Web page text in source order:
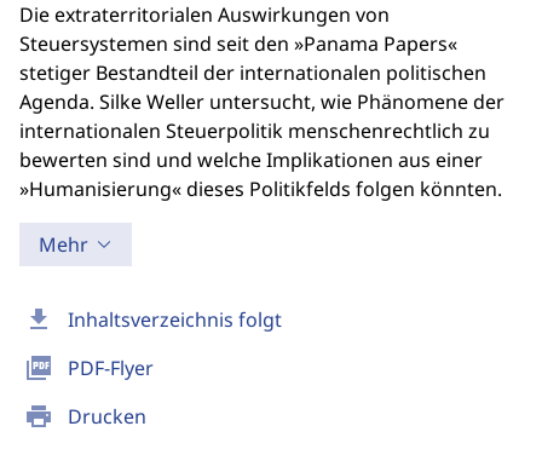
download Inhaltsverzeichnis folgt
picture_as_pdf PDF-Flyer
print Drucken
Die extraterritorialen Auswirkungen von
Steuersystemen sind seit den »Panama Papers«
stetiger Bestandteil der internationalen politischen
Agenda. Silke Weller untersucht, wie Phänomene der
internationalen Steuerpolitik menschenrechtlich zu
bewerten sind und welche Implikationen aus einer
»Humanisierung« dieses Politikfelds folgen könnten.
Mehr